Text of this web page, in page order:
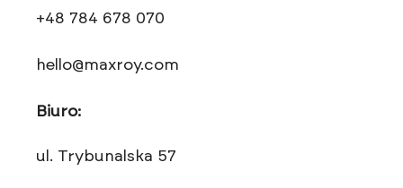
+48 784 678 070
hello@maxroy.com
Biuro:
ul. Trybunalska 57